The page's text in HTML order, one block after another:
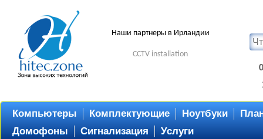
Наши партнеры в Ирландии
CCTV installation
Компьютеры Комплектующие Ноутбуки
Домофоны
Сигнализация Услуги